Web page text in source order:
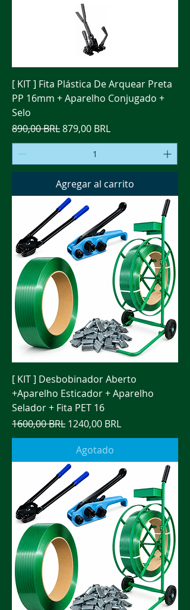
[ KIT ] Fita Plástica De Arquear Preta
PP 16mm + Aparelho Conjugado +
Selo
Precio
890,00 BRLPrecio de oferta
879,00 BRL
Agregar al carrito
[ KIT ] Desbobinador Aberto
+Aparelho Esticador + Aparelho
Selador + Fita PET 16
Precio
1600,00 BRL Precio de oferta
1240,00 BRL
Agotado